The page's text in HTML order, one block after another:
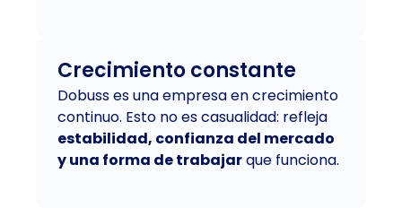
Crecimiento constante
Dobuss es una empresa en crecimiento
continuo. Esto no es casualidad: refleja
estabilidad, confianza del mercado
y una forma de trabajarque funciona.